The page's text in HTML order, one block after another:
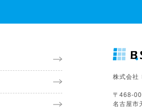
株式会社
〒468-
名古屋市